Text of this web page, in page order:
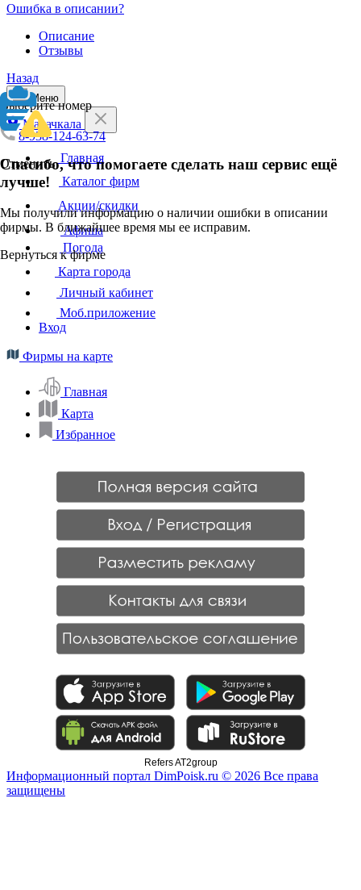
Ошибка в описании?
Описание
Отзывы
Назад
Выберите номер
8-938-124-63-74
Отменить
Спасибо, что помогаете сделать наш сервис ещё
лучше!
Мы получили информацию о наличии ошибки в описании
фирмы. В ближайшее время мы ее исправим.
Вернуться к фирме
Меню
Махачкала
Главная
Каталог фирм
Акции/скидки
Афиша
Погода
Карта города
Личный кабинет
Моб.приложение
Вход
Фирмы на карте
Главная
Карта
Избранное
Refers AT2group
Информационный портал DimPoisk.ru © 2026 Все права
защищены